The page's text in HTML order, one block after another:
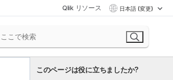
Qlik リソース 日本語 (変更)
このページは役に立ちましたか?